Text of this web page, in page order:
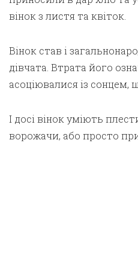
вінок з листя та квіток.
Вінок став і
дівчата. Втрата його
асоціювалися із сонцем,
І досі вінок уміють
ворожачи, або просто